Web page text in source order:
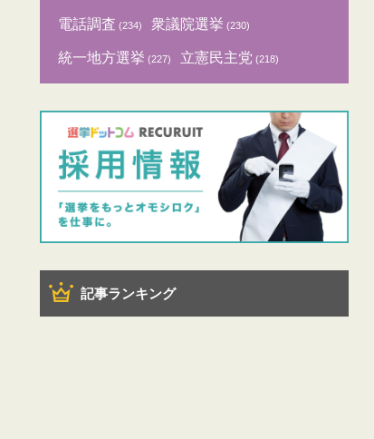
電話調査 (234) 衆議院選挙 (230)
統一地方選挙 (227) 立憲民主党 (218)
記事ランキング